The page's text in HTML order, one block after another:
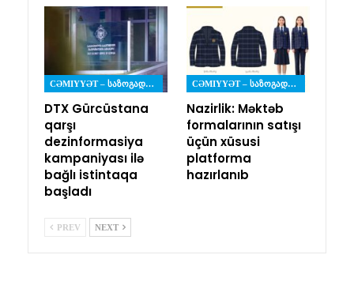
CƏMIYYƏT – ᲡᲐᲖᲝᲒᲐᲓᲝᲔᲑᲐ
DTX Gürcüstana
qarşı
dezinformasiya
kampaniyası ilə
bağlı istintaqa
başladı
CƏMIYYƏT – ᲡᲐᲖᲝᲒᲐᲓᲝᲔᲑᲐ
Nazirlik: Məktəb
formalarının satışı
üçün xüsusi
platforma
hazırlanıb
PREV NEXT